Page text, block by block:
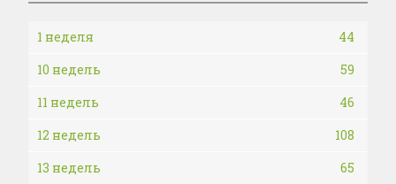
1 неделя
44
10 недель
59
11 недель
46
12 недель
108
13 недель
65